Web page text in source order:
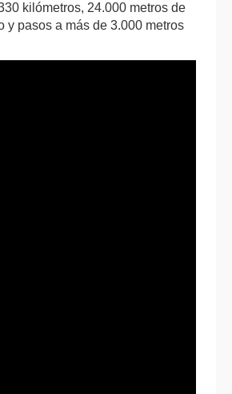
kilómetros, 24.000 metros de
y pasos a más de 3.000 metros